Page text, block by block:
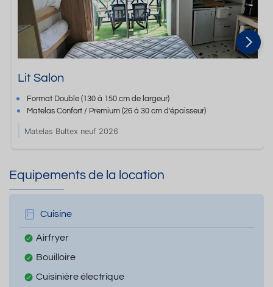
Lit Salon
Format Double (130 à 150 cm de largeur)
Matelas Confort / Premium(26 à 30 cm d'épaisseur)
Matelas Bultex neuf 2026
Equipements de la location
Cuisine
Airfryer
Bouilloire
Cuisinière électrique